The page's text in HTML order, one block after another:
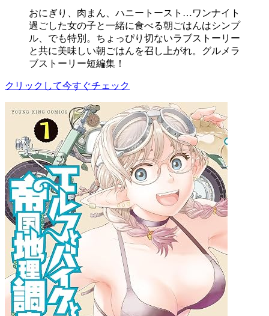
おにぎり、肉まん、ハニートースト…ワンナイト
過ごした女の子と一緒に食べる朝ごはんはシンプ
ル、でも特別。ちょっぴり切ないラブストーリー
と共に美味しい朝ごはんを召し上がれ。グルメラ
ブストーリー短編集！
クリックして今すぐチェック